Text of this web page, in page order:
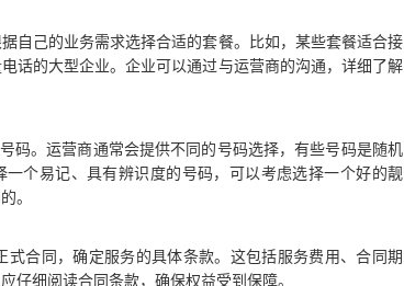
自己的业务需求选择合适的套餐。比如，某些套餐适合接
话的大型企业。企业可以通过与运营商的沟通，详细了解
码。运营商通常会提供不同的号码选择，有些号码是随机
个易记、具有辨识度的号码，可以考虑选择一个好的靓
。
合同，确定服务的具体条款。这包括服务费用、合同期
仔细阅读合同条款，确保权益受到保障。